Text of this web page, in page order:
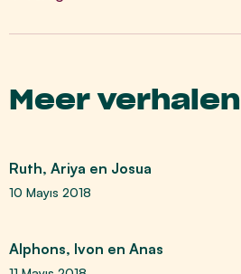
Meer verhalen
Ruth, Ariya en Josua
10 Mayıs 2018
Alphons, Ivon en Anas